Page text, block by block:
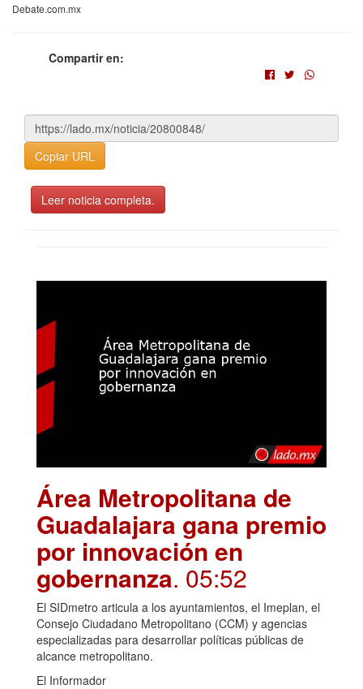
Debate.com.mx
Compartir en:
Copiar URL
Leer noticia completa.
Área Metropolitana de
Guadalajara gana premio
por innovación en
gobernanza. 05:52
El SIDmetro articula a los ayuntamientos, el Imeplan, el
Consejo Ciudadano Metropolitano (CCM) y agencias
especializadas para desarrollar políticas públicas de
alcance metropolitano.
El Informador